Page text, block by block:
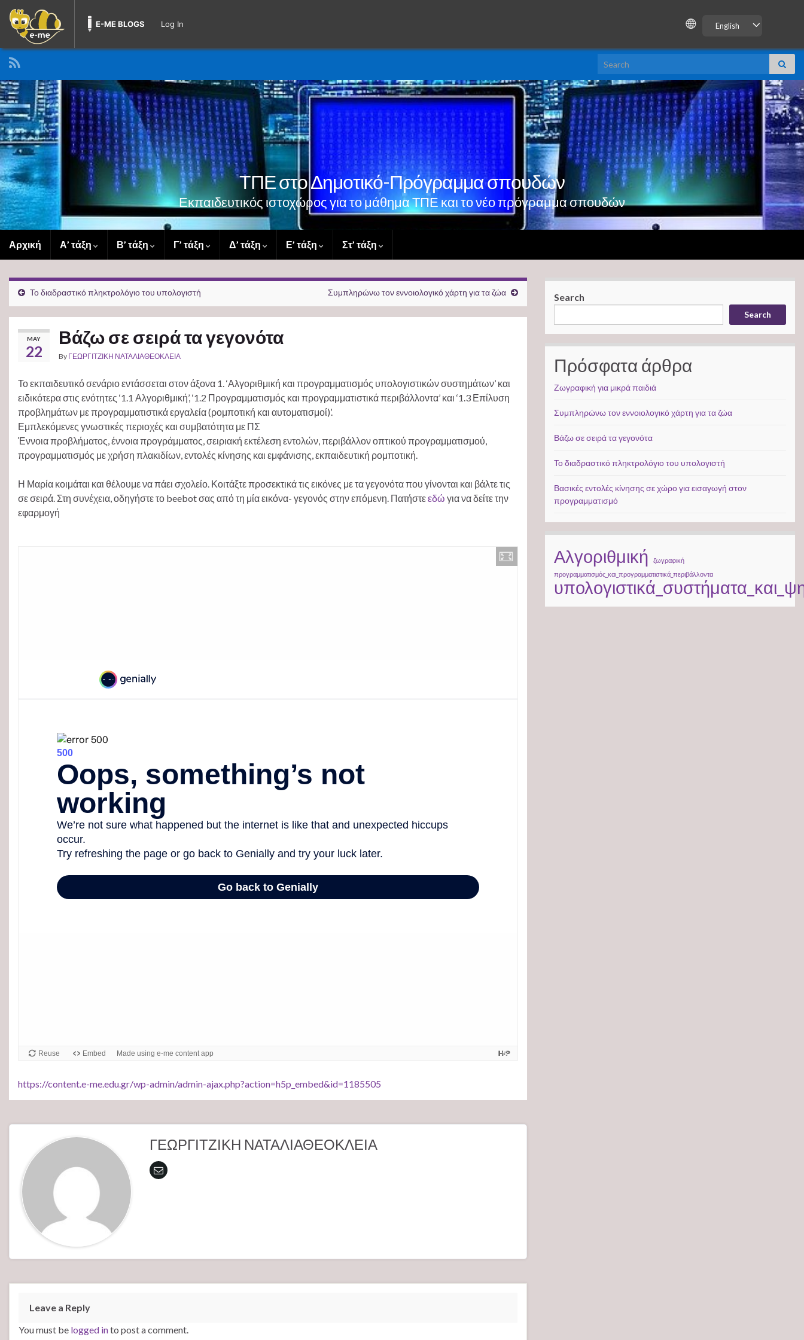
English
E-ME BLOGS Log In
Search for:
ΤΠΕ στο Δημοτικό-Πρόγραμμα σπουδών
Εκπαιδευτικός ιστοχώρος για το μάθημα ΤΠΕ και το νέο πρόγραμμα σπουδών
Αρχική Α’ τάξη Β’ τάξη Γ’ τάξη Δ’ τάξη Ε’ τάξη Στ’ τάξη
Το διαδραστικό πληκτρολόγιο του υπολογιστή Συμπληρώνω τον εννοιολογικό χάρτη για τα ζώα
MAY
22
Βάζω σε σειρά τα γεγονότα
By ΓΕΩΡΓΙΤΖΙΚΗ ΝΑΤΑΛΙΑΘΕΟΚΛΕΙΑ
Το εκπαιδευτικό σενάριο εντάσσεται στον άξονα 1. ‘Αλγοριθμική και προγραμματισμός υπολογιστικών συστημάτων’ και
ειδικότερα στις ενότητες ‘1.1 Αλγοριθμική’, ‘1.2 Προγραμματισμός και προγραμματιστικά περιβάλλοντα’ και ‘1.3 Επίλυση
προβλημάτων με προγραμματιστικά εργαλεία (ρομποτική και αυτοματισμοί)’.
Εμπλεκόμενες γνωστικές περιοχές και συμβατότητα με ΠΣ
Έννοια προβλήματος, έννοια προγράμματος, σειριακή εκτέλεση εντολών, περιβάλλον οπτικού προγραμματισμού,
προγραμματισμός με χρήση πλακιδίων, εντολές κίνησης και εμφάνισης, εκπαιδευτική ρομποτική.
Η Μαρία κοιμάται και θέλουμε να πάει σχολείο. Κοιτάξτε προσεκτικά τις εικόνες με τα γεγονότα που γίνονται και βάλτε τις
σε σειρά. Στη συνέχεια, οδηγήστε το beebot σας από τη μία εικόνα- γεγονός στην επόμενη. Πατήστεεδώ για να δείτε την
εφαρμογή
https://content.e-me.edu.gr/wp-admin/admin-ajax.php?action=h5p_embed&id=1185505
ΓΕΩΡΓΙΤΖΙΚΗ ΝΑΤΑΛΙΑΘΕΟΚΛΕΙΑ
Leave a Reply
You must be logged into post a comment.
Search
Search
Πρόσφατα άρθρα
Ζωγραφική για μικρά παιδιά
Συμπληρώνω τον εννοιολογικό χάρτη για τα ζώα
Βάζω σε σειρά τα γεγονότα
Το διαδραστικό πληκτρολόγιο του υπολογιστή
Βασικές εντολές κίνησης σε χώρο για εισαγωγή στον
προγραμματισμό
Αλγοριθμική
ζωγραφική
προγραμματισμός_και_προγραμματιστικά_περιβάλλοντα